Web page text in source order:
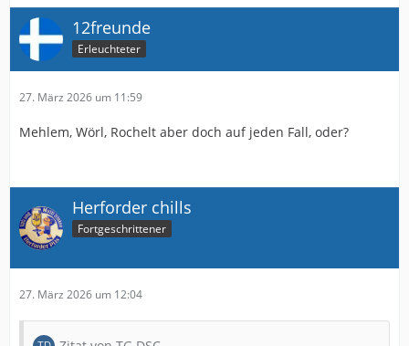
12freunde
Erleuchteter
27. März 2026 um 11:59
Mehlem, Wörl, Rochelt aber doch auf jeden Fall, oder?
Herforder chills
Fortgeschrittener
27. März 2026 um 12:04